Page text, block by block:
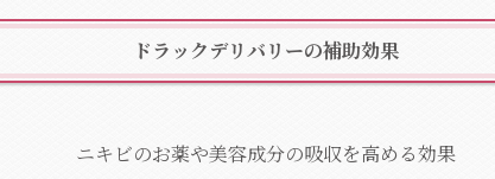
ドラックデリバリーの補助効果
ニキビのお薬や美容成分の吸収を高める効果